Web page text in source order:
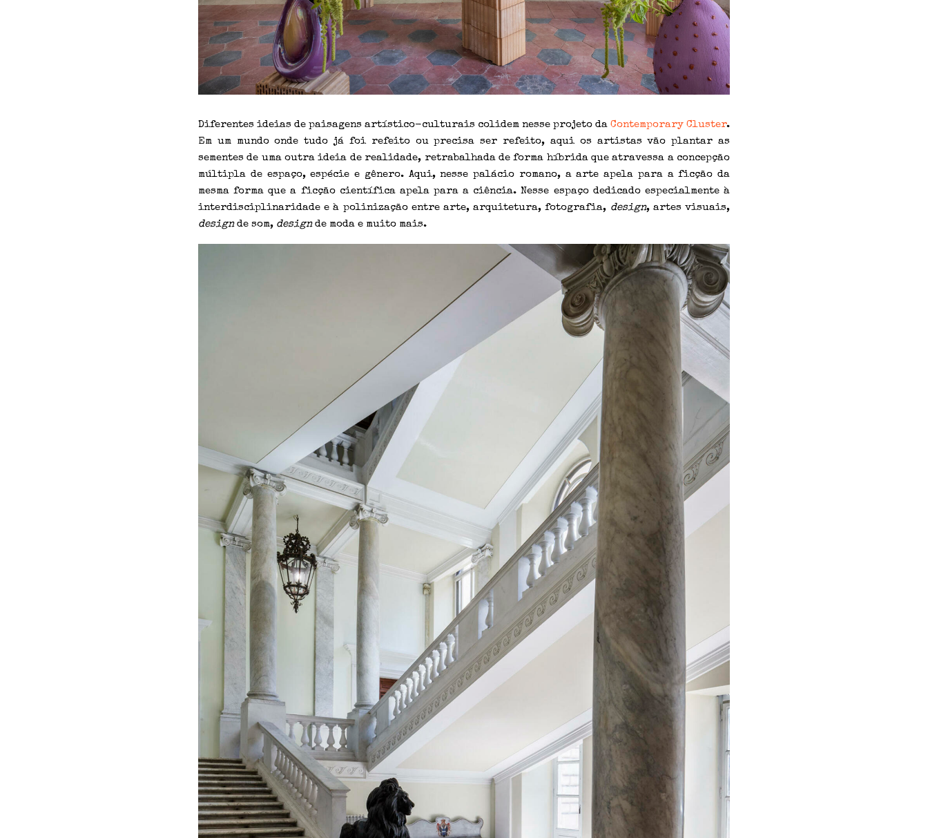
Diferentes ideias de paisagens artístico-culturais colidem nesse projeto da Contemporary Cluster.
Em um mundo onde tudo já foi refeito ou precisa ser refeito, aqui os artistas vão plantar as
sementes de uma outra ideia de realidade, retrabalhada de forma híbrida que atravessa a concepção
múltipla de espaço, espécie e gênero. Aqui, nesse palácio romano, a arte apela para a ficção da
mesma forma que a ficção científica apela para a ciência. Nesse espaço dedicado especialmente à
interdisciplinaridade e à polinização entre arte, arquitetura, fotografia, design, artes visuais,
designde som, designde moda e muito mais.